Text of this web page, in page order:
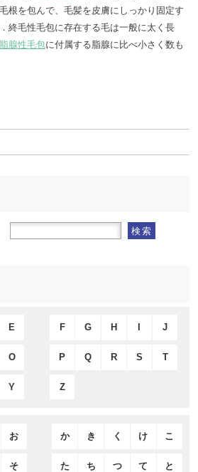
根を包んで、毛髪を皮膚にしっかり固定す
終毛性毛包に存在する毛は一般に太く長
脂腺性毛包に付属する脂腺に比べ小さく数も
検索
E F G H J
O P Q R S T
Y Z
お か き く け こ
そ た ち つ て と